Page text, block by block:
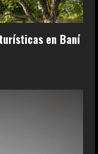
en Baní